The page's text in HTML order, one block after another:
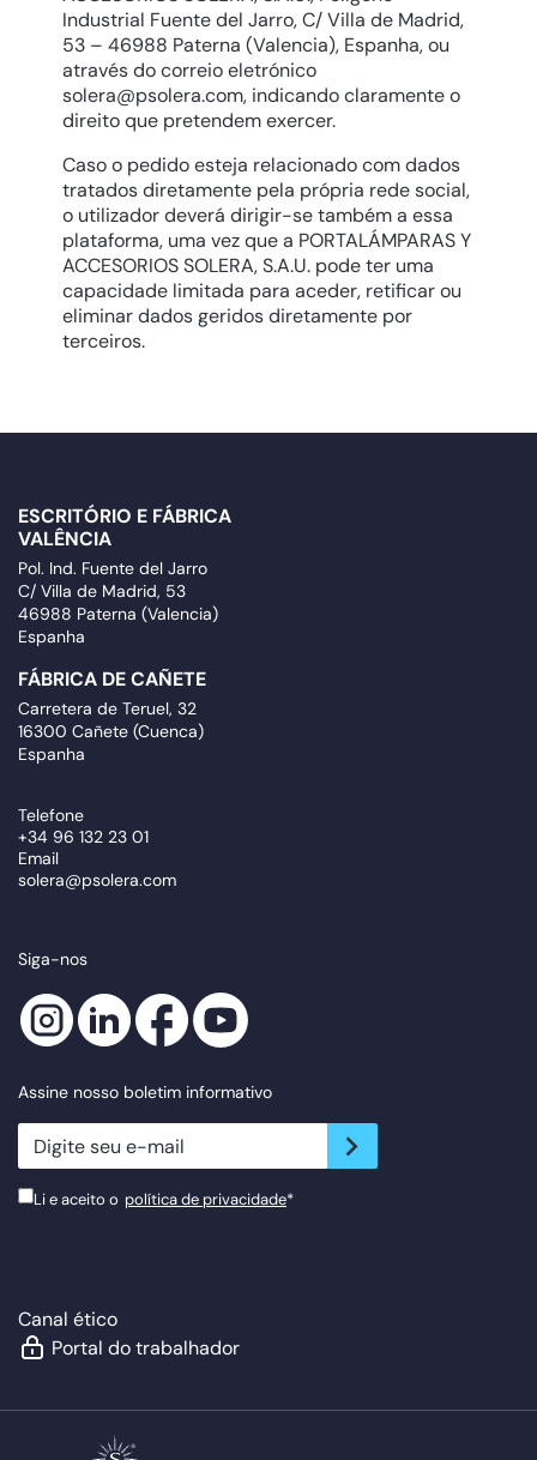
Industrial Fuente del Jarro, C/ Villa de Madrid,
53 – 46988 Paterna (Valencia), Espanha, ou
através do correio eletrónico
solera@psolera.com, indicando claramente o
direito que pretendem exercer.
Caso o pedido esteja relacionado com dados
tratados diretamente pela própria rede social,
o utilizador deverá dirigir-se também a essa
plataforma, uma vez que a PORTALÁMPARAS Y
ACCESORIOS SOLERA, S.A.U. pode ter uma
capacidade limitada para aceder, retificar ou
eliminar dados geridos diretamente por
terceiros.
ESCRITÓRIO E FÁBRICA
VALÊNCIA
Pol. Ind. Fuente del Jarro
C/ Villa de Madrid, 53
46988 Paterna (Valencia)
Espanha
FÁBRICA DE CAÑETE
Carretera de Teruel, 32
16300 Cañete (Cuenca)
Espanha
Telefone
+34 96 132 23 01
Email
solera@psolera.com
Siga-nos
Assine nosso boletim informativo
newsletter.suscribe
Li e aceito o política de privacidade*
Canal ético
Portal do trabalhador